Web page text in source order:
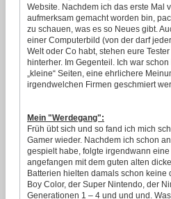
Website. Nachdem ich das erste Mal
aufmerksam gemacht worden bin,
zu schauen, was es so Neues gibt.
einer Computerbild (von der darf
Welt oder Co habt, stehen eure
hinterher. Im Gegenteil. Ich war
„kleine“ Seiten, eine ehrlichere
irgendwelchen Firmen geschmiert
Mein "Werdegang":
Früh übt sich und so fand ich mich
Gamer wieder. Nachdem ich schon
gespielt habe, folgte irgendwann
angefangen mit dem guten alten
Batterien hielten damals schon keine
Boy Color, der Super Nintendo, der
Generationen 1 – 4 und und und.